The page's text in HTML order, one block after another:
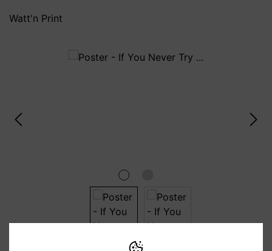
Watt'n Print
Bildergalerie überspringen